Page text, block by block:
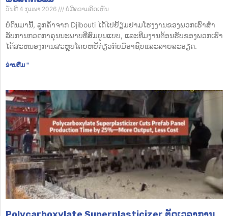
ວັນທີ 4 ກຸມພາ 2026 ບໍ່​ມີ​ຄວາມ​ຄິດ​ເຫັນ
ບໍ່ດົນມານີ້, ລູກຄ້າຈາກ Djibouti ໄດ້ໄປຢ້ຽມຢາມໂຮງງານຂອງພວກເຮົາສໍາ
ລັບການກວດກາຄຸນນະພາບທີ່ສົມບູນແບບ, ແລະທີມງານຕ້ອນຮັບຂອງພວກເຮົາ
ໄດ້ສະຫນອງການສະຫຼຸບໂດຍຫຍໍ້ກ່ຽວກັບມືອາຊີບແລະລາຍລະອຽດ.
ອ່ານ​ຕື່ມ "